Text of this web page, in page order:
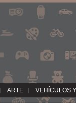
ARTE VEHÍCULOS